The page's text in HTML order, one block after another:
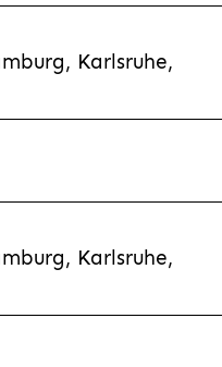
Karlsruhe,
Karlsruhe,